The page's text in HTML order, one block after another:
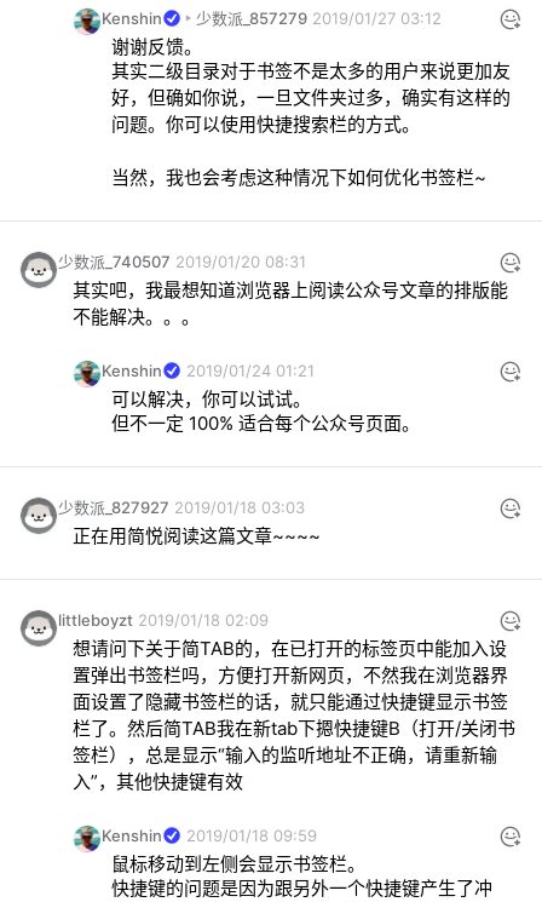
Kenshin 少数派_857279 2019/01/27 03:12
其实二级目录对于书签不是太多的用户来说更加友
好，但确如你说，一旦文件夹过多，确实有这样的
当然，我也会考虑这种情况下如何优化书签栏~
少数派_740507 2019/01/20 08:31
其实吧，我最想知道浏览器上阅读公众号文章的排版能
不能解决。。。
Kenshin 2019/01/24 01:21
但不一定 100% 适合每个公众号页面。
少数派_827927 2019/01/18 03:03
正在用简悦阅读这篇文章~~~~
littleboyzt 2019/01/18 02:09
想请问下关于简TAB的，在已打开的标签页中能加入设
置弹出书签栏吗，方便打开新网页，不然我在浏览器界
面设置了隐藏书签栏的话，就只能通过快捷键显示书签
栏了。然后简TAB我在新tab下摁快捷键B（打开/关闭书
签栏），总是显示“输入的监听地址不正确，请重新输
入”，其他快捷键有效
Kenshin 2019/01/18 09:59
鼠标移动到左侧会显示书签栏。
快捷键的问题是因为跟另外一个快捷键产生了冲